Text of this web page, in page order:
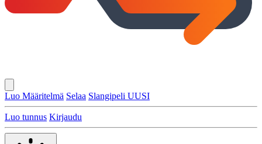
Luo Määritelmä Selaa Slangipeli UUSI
Luo tunnus Kirjaudu